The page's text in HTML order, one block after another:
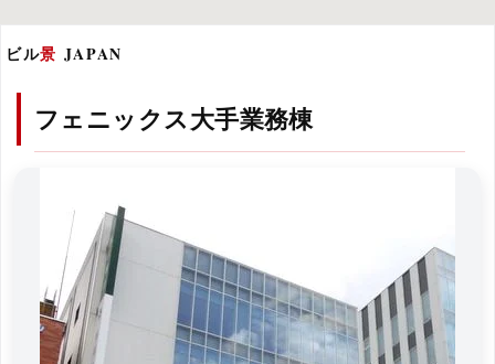
ビル景 JAPAN
フェニックス大手業務棟